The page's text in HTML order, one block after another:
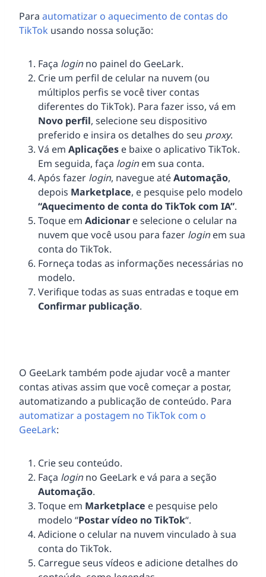
Para automatizar o aquecimento de contas do
TikTok usando nossa solução:
Faça loginno painel do GeeLark.
Crie um perfil de celular na nuvem (ou
múltiplos perfis se você tiver contas
diferentes do TikTok). Para fazer isso, vá em
Novo perfil, selecione seu dispositivo
preferido e insira os detalhes do seu proxy.
Vá em Aplicações e baixe o aplicativo TikTok.
Em seguida, faça loginem sua conta.
Após fazer login, navegue atéAutomação,
depois Marketplace, e pesquise pelo modelo
“Aquecimento de conta do TikTok com IA”.
Toque em Adicionar e selecione o celular na
nuvem que você usou para fazer loginem sua
conta do TikTok.
Forneça todas as informações necessárias no
modelo.
Verifique todas as suas entradas e toque em
Confirmar publicação.
O GeeLark também pode ajudar você a manter
contas ativas assim que você começar a postar,
automatizando a publicação de conteúdo. Para
automatizar a postagem no TikTok com o
GeeLark:
Crie seu conteúdo.
Faça loginno GeeLark e vá para a seção
Automação.
Toque em Marketplace e pesquise pelo
modelo “Postar vídeo no TikTok“.
Adicione o celular na nuvem vinculado à sua
conta do TikTok.
Carregue seus vídeos e adicione detalhes do